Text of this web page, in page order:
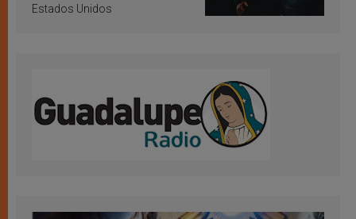
Estados Unidos